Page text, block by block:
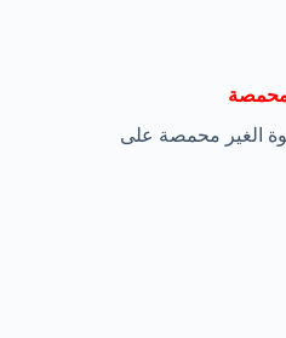
محمصة
القهوة الغير محمصة على